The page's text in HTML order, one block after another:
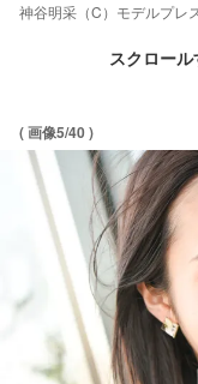
神谷明采（C）モデルプレ
スクロー
( 画像5/40 )